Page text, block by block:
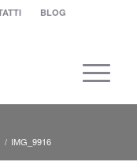
BLOG
/ IMG_9916